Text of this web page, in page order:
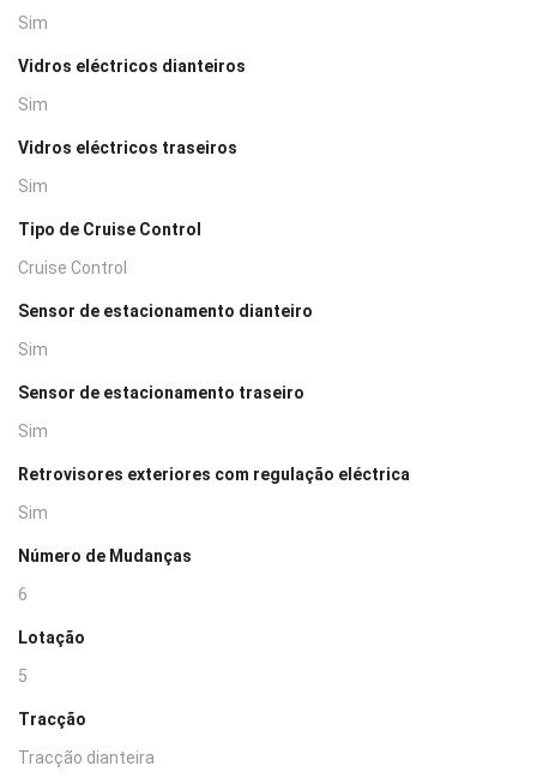
Sim
Vidros eléctricos dianteiros
Sim
Vidros eléctricos traseiros
Sim
Tipo de Cruise Control
Cruise Control
Sensor de estacionamento dianteiro
Sim
Sensor de estacionamento traseiro
Sim
Retrovisores exteriores com regulação eléctrica
Sim
Número de Mudanças
6
Lotação
5
Tracção
Tracção dianteira